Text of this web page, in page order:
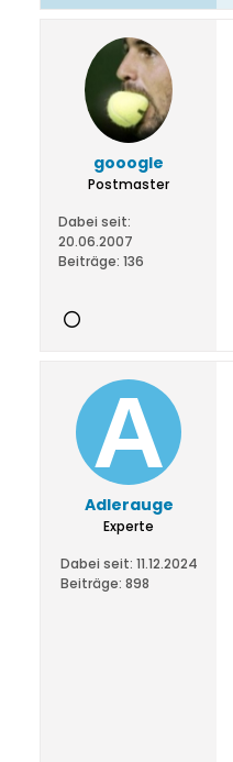
gooogle
Postmaster
Dabei seit:
20.06.2007
Beiträge: 136
Adlerauge
Experte
Dabei seit: 11.12.2024
Beiträge: 898